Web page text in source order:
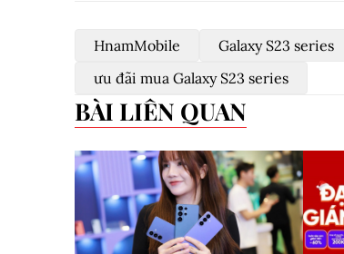
HnamMobile Galaxy S23 series
ưu đãi mua Galaxy S23 series
BÀI LIÊN QUAN